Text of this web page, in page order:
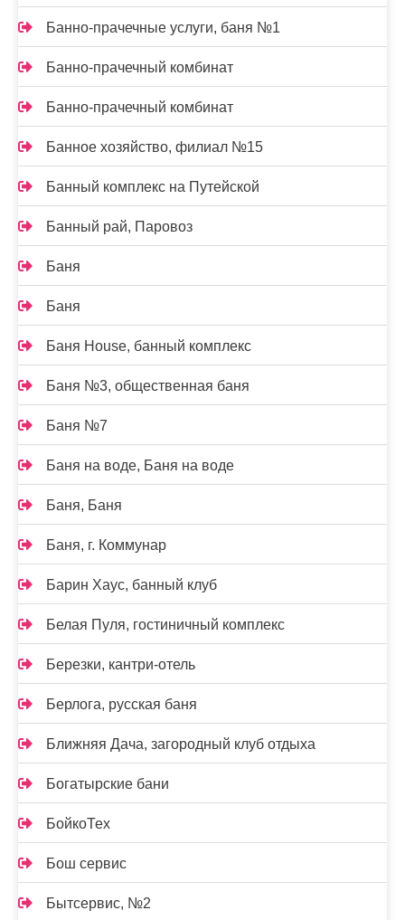
Банно-прачечные услуги, баня №1
Банно-прачечный комбинат
Банно-прачечный комбинат
Банное хозяйство, филиал №15
Банный комплекс на Путейской
Банный рай, Паровоз
Баня
Баня
Баня House, банный комплекс
Баня №3, общественная баня
Баня №7
Баня на воде, Баня на воде
Баня, Баня
Баня, г. Коммунар
Барин Хаус, банный клуб
Белая Пуля, гостиничный комплекс
Березки, кантри-отель
Берлога, русская баня
Ближняя Дача, загородный клуб отдыха
Богатырские бани
БойкоТех
Бош сервис
Бытсервис, №2